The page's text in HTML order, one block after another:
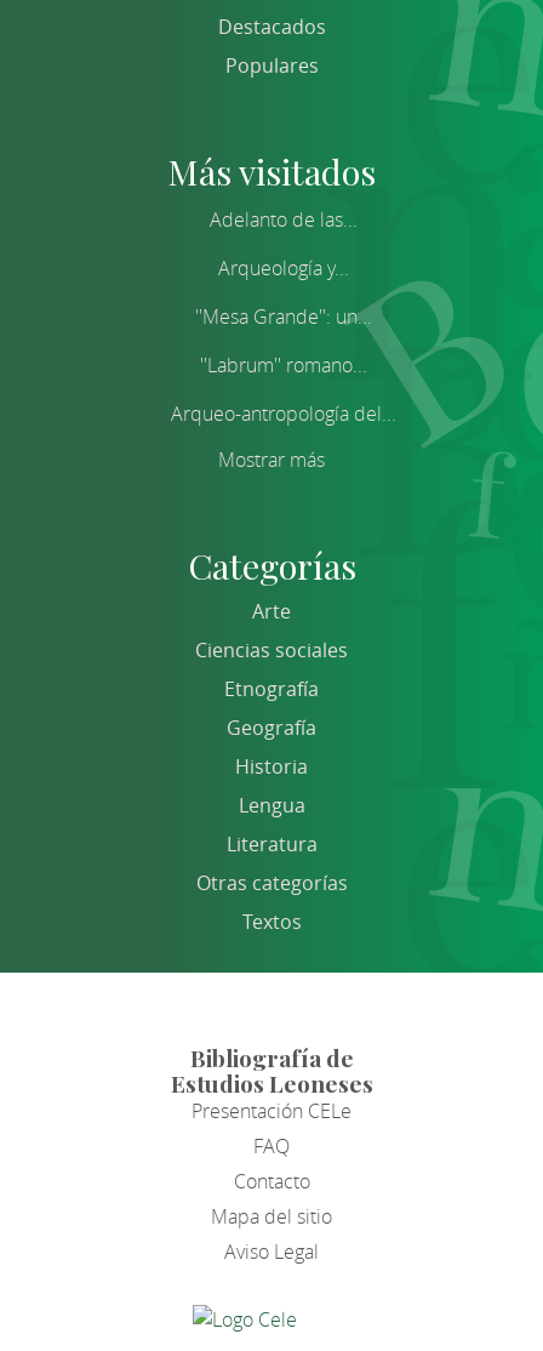
Destacados
Populares
Más visitados
Adelanto de las...
Arqueología y...
''Mesa Grande'': un...
''Labrum'' romano...
Arqueo-antropología del...
Mostrar más
Categorías
Arte
Ciencias sociales
Etnografía
Geografía
Historia
Lengua
Literatura
Otras categorías
Textos
Bibliografía de
Estudios Leoneses
Presentación CELe
FAQ
Contacto
Mapa del sitio
Aviso Legal